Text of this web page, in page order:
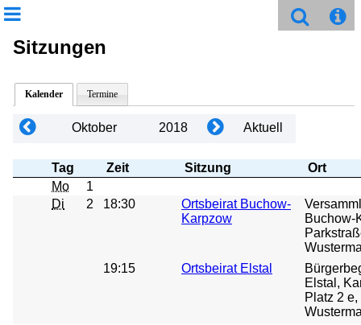
Sitzungen
Kalender Termine
Oktober 2018 Aktuell
Tag Zeit Sitzung
Ort
Mo
1
Di
2 18:30
Ortsbeirat Buchow-
Karpzow
Buchow-
19:15
Ortsbeirat Elstal
Elstal,
Platz 2